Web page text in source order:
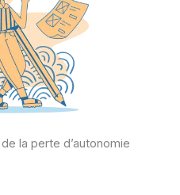
la perte d’autonomie